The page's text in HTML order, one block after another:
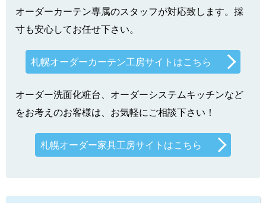
オーダーカーテン専属のスタッフが対応致します。採
寸も安心してお任せ下さい。
札幌オーダーカーテン工房サイトはこちら
オーダー洗面化粧台、オーダーシステムキッチンなど
をお考えのお客様は、お気軽にご相談下さい！
札幌オーダー家具工房サイトはこちら